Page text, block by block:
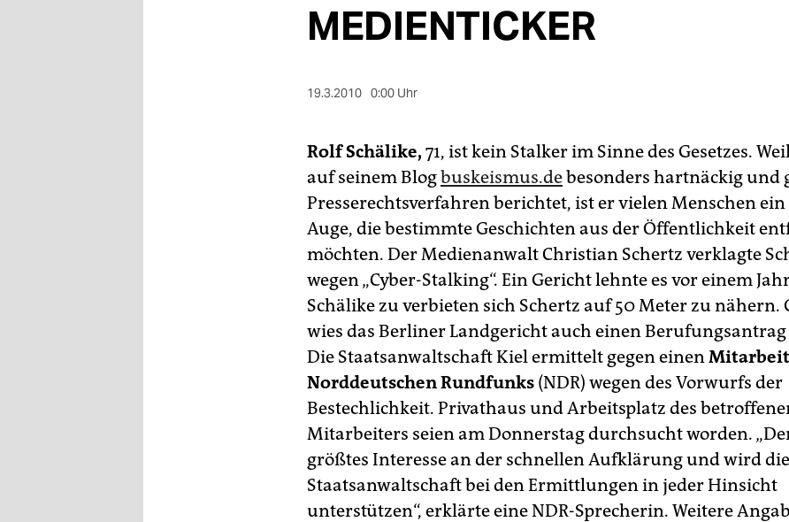
MEDIENTICKER
19.3.2010 0:00 Uhr
Rolf Schälike, 71, ist kein Stalker im Sinne des Gesetzes.
auf seinem Blogbuskeismus.debesonders hartnäckig und
Presserechtsverfahren berichtet, ist er vielen Menschen
Auge, die bestimmte Geschichten aus der Öffentlichkeit
möchten. Der Medienanwalt Christian Schertz verklagte
wegen „Cyber-Stalking“. Ein Gericht lehnte es vor einem
Schälike zu verbieten sich Schertz auf 50 Meter zu nähern.
wies das Berliner Landgericht auch einen Berufungsantrag
Die Staatsanwaltschaft Kiel ermittelt gegen einen
Norddeutschen Rundfunks (NDR) wegen des Vorwurfs der
Bestechlichkeit. Privathaus und Arbeitsplatz des
Mitarbeiters seien am Donnerstag durchsucht worden.
größtes Interesse an der schnellen Aufklärung und wird die
Staatsanwaltschaft bei den Ermittlungen in jeder Hinsicht
unterstützen“, erklärte eine NDR-Sprecherin. Weitere